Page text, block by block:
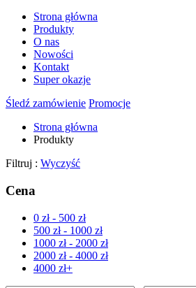
Strona główna
Produkty
O nas
Nowości
Kontakt
Super okazje
Śledź zamówienie Promocje
Strona główna
Produkty
Filtruj : Wyczyść
Cena
0 zł - 500 zł
500 zł - 1000 zł
1000 zł - 2000 zł
2000 zł - 4000 zł
4000 zł+